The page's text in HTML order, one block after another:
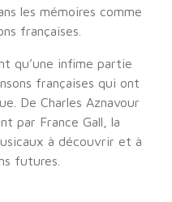
les mémoires comme
françaises.
qu’une infime partie
françaises qui ont
De Charles Aznavour
par France Gall, la
à découvrir et à
futures.